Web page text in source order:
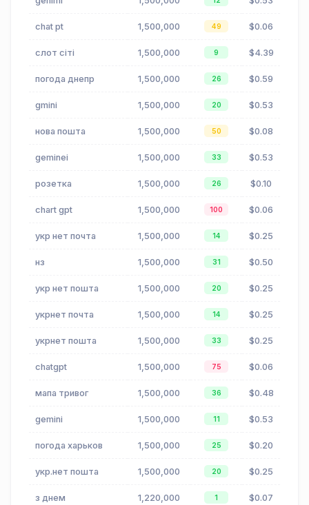
chat pt 1,500,000 49 $0.06
слот сіті 1,500,000 9 $4.39
погода днепр 1,500,000 26 $0.59
gmini 1,500,000 20 $0.53
нова пошта 1,500,000 50 $0.08
geminei 1,500,000 33 $0.53
розетка 1,500,000 26 $0.10
chart gpt 1,500,000 100 $0.06
укр нет почта 1,500,000 14 $0.25
нз 1,500,000 31 $0.50
укр нет пошта 1,500,000 20 $0.25
укрнет почта 1,500,000 14 $0.25
укрнет пошта 1,500,000 33 $0.25
chatgpt 1,500,000 75 $0.06
мапа тривог 1,500,000 36 $0.48
gemini 1,500,000 11 $0.53
погода харьков 1,500,000 25 $0.20
укр.нет пошта 1,500,000 20 $0.25
з днем
1,220,000 1 $0.07